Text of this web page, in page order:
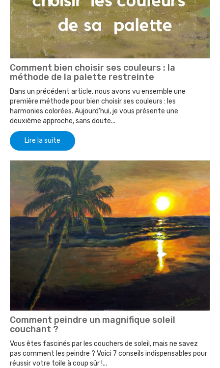
Comment bien choisir ses couleurs : la
méthode de la palette restreinte
Dans un précédent article, nous avons vu ensemble une
première méthode pour bien choisir ses couleurs : les
harmonies colorées. Aujourd’hui, je vous présente une
deuxième approche, sans doute...
Lire la suite
Comment peindre un magnifique soleil
couchant ?
Vous êtes fascinés par les couchers de soleil, mais ne savez
pas comment les peindre ? Voici 7 conseils indispensables pour
réussir votre toile à coup sûr !...